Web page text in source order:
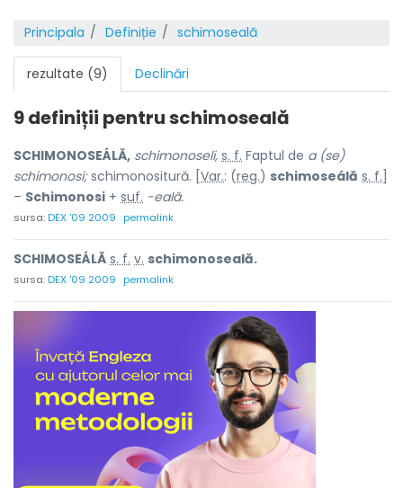
Principala Definiție schimoseală
rezultate (9) Declinări
9 definiții pentruschimoseală
SCHIMONOSEÁLĂ, schimonoseli, s. f. Faptul de a (se)
schimonosi;schimonositură. [ Var.: (reg.) schimoseálă s. f.
– Schimonosi + suf. -eală.
sursa:DEX '09 2009 permalink
SCHIMOSEÁLĂ s. f. v. schimonoseală.
sursa:DEX '09 2009 permalink